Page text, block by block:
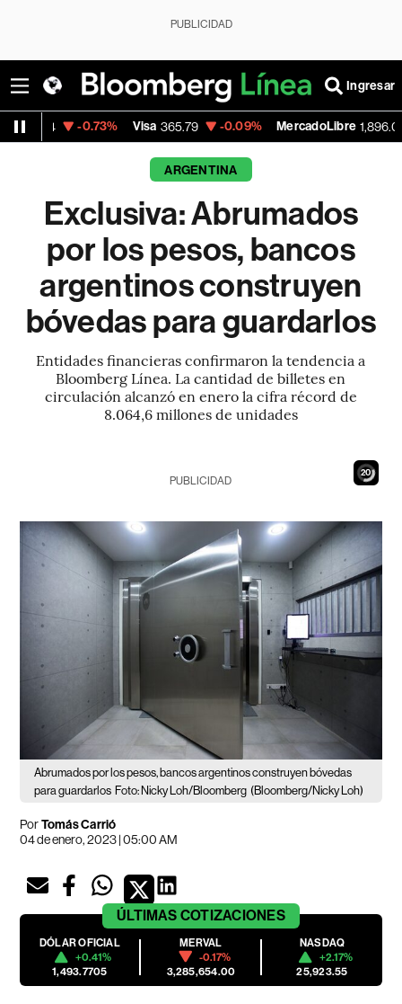
PUBLICIDAD
Ingresar
Visa 365.79 -0.09% MercadoLibre 1,896.03 +0.87%
ARGENTINA
Exclusiva: Abrumados
por los pesos, bancos
argentinos construyen
bóvedas para guardarlos
Entidades financieras confirmaron la tendencia a
Bloomberg Línea. La cantidad de billetes en
circulación alcanzó en enero la cifra récord de
8.064,6 millones de unidades
18
PUBLICIDAD
Abrumados por los pesos, bancos argentinos construyen bóvedas
para guardarlos Foto: Nicky Loh/Bloomberg (Bloomberg/Nicky Loh)
PorTomás Carrió
04 de enero, 2023 | 05:00 AM
ÚLTIMAS COTIZACIONES
DÓLAR OFICIAL
+0.41%
1,493.7705
MERVAL
-0.17%
3,285,654.00
NASDAQ
+2.17%
25,923.55